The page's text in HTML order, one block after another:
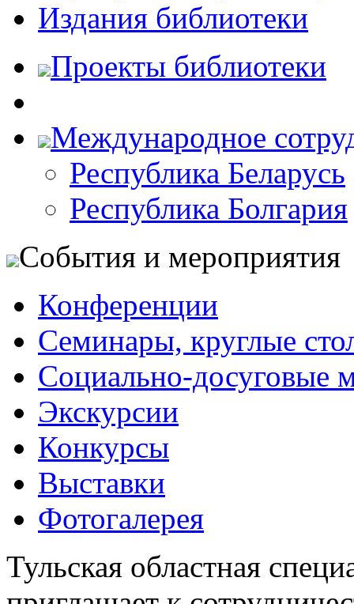
Издания библиотеки
Проекты библиотеки
Международное
Республика Беларусь
Республика Болгария
События и мероприятия
Конференции
Семинары, круглые
Социально-досуговые
Экскурсии
Конкурсы
Выставки
Фотогалерея
Тульская областная